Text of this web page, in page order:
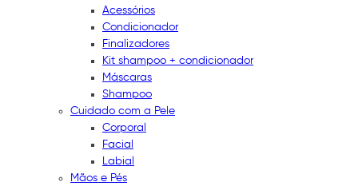
Acessórios
Condicionador
Finalizadores
Kit shampoo + condicionador
Máscaras
Shampoo
Cuidado com a Pele
Corporal
Facial
Labial
Mãos e Pés